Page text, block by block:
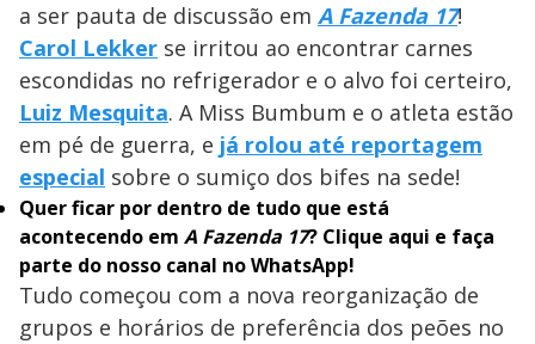
a ser pauta de discussão em A Fazenda 17!
Carol Lekker se irritou ao encontrar carnes
escondidas no refrigerador e o alvo foi certeiro,
Luiz Mesquita. A Miss Bumbum e o atleta estão
em pé de guerra, e já rolou até reportagem
especial sobre o sumiço dos bifes na sede!
Quer ficar por dentro de tudo que está
acontecendo em A Fazenda 17? Clique aqui e faça
parte do nosso canal no WhatsApp!
Tudo começou com a nova reorganização de
grupos e horários de preferência dos peões no